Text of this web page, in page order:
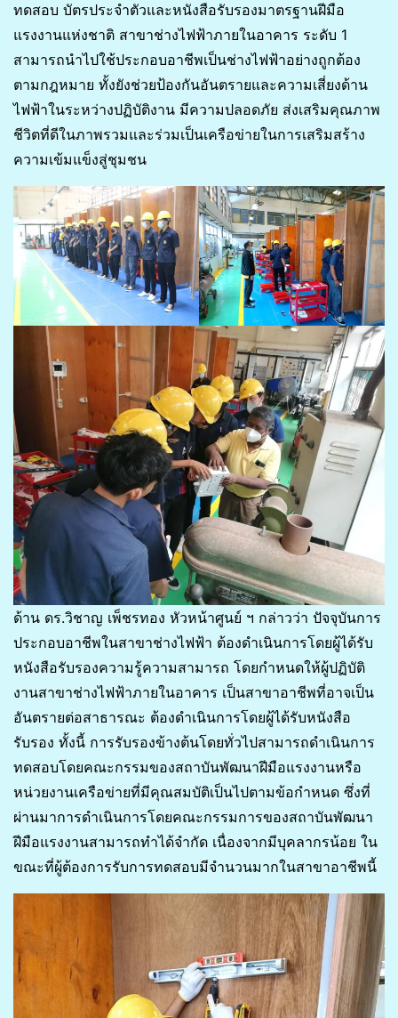
ทดสอบ บัตรประจำตัวและหนังสือรับรองมาตรฐานฝีมือ
แรงงานแห่งชาติ สาขาช่างไฟฟ้าภายในอาคาร ระดับ 1
สามารถนำไปใช้ประกอบอาชีพเป็นช่างไฟฟ้าอย่างถูกต้อง
ตามกฎหมาย ทั้งยังช่วยป้องกันอันตรายและความเสี่ยงด้าน
ไฟฟ้าในระหว่างปฏิบัติงาน มีความปลอดภัย ส่งเสริมคุณภาพ
ชีวิตที่ดีในภาพรวมและร่วมเป็นเครือข่ายในการเสริมสร้าง
ความเข้มแข็งสู่ชุมชน
ด้าน ดร.วิชาญ เพ็ชรทอง หัวหน้าศูนย์ ฯ กล่าวว่า ปัจจุบันการ
ประกอบอาชีพในสาขาช่างไฟฟ้า ต้องดำเนินการโดยผู้ได้รับ
หนังสือรับรองความรู้ความสามารถ โดยกำหนดให้ผู้ปฏิบัติ
งานสาขาช่างไฟฟ้าภายในอาคาร เป็นสาขาอาชีพที่อาจเป็น
อันตรายต่อสาธารณะ ต้องดำเนินการโดยผู้ได้รับหนังสือ
รับรอง ทั้งนี้ การรับรองข้างต้นโดยทั่วไปสามารถดำเนินการ
ทดสอบโดยคณะกรรมของสถาบันพัฒนาฝีมือแรงงานหรือ
หน่วยงานเครือข่ายที่มีคุณสมบัติเป็นไปตามข้อกำหนด ซึ่งที่
ผ่านมาการดำเนินการโดยคณะกรรมการของสถาบันพัฒนา
ฝีมือแรงงานสามารถทำได้จำกัด เนื่องจากมีบุคลากรน้อย ใน
ขณะที่ผู้ต้องการรับการทดสอบมีจำนวนมากในสาขาอาชีพนี้